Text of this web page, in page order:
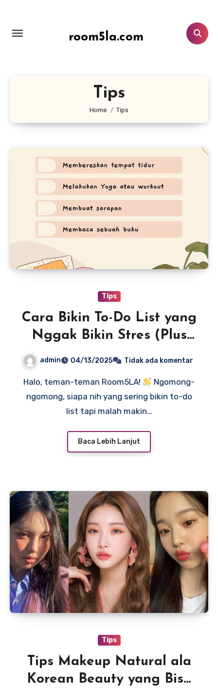
konten
room5la.com
Tips
Home Tips
Tips
Cara Bikin To-Do List yang
Nggak Bikin Stres (Plus
admin 04/13/2025 Tidak ada komentar
Halo, teman-teman Room5LA!
Ngomong-
ngomong, siapa nih yang sering bikin to-do
list tapi malah makin…
Baca Lebih Lanjut
Tips
Tips Makeup Natural ala
Korean Beauty yang Bisa